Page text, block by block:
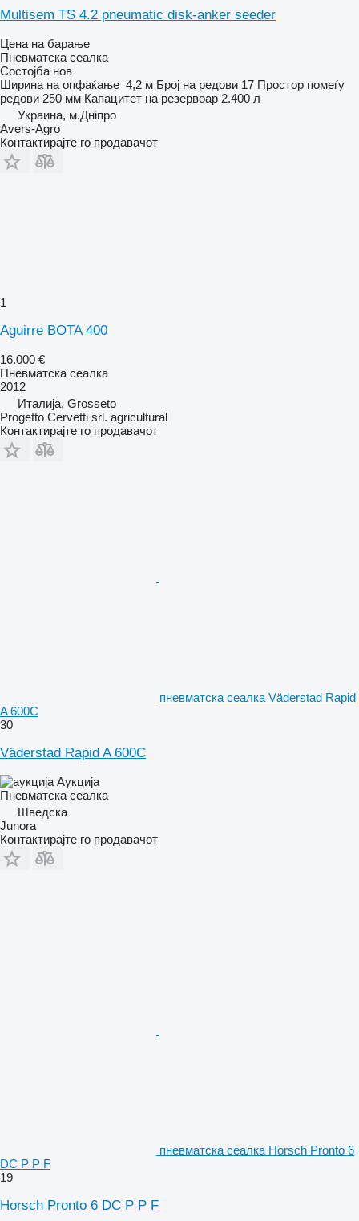
Multisem TS 4.2 pneumatic disk-anker seeder
Цена на барање
Пневматска сеалка
Состојба нов
Ширина на опфаќање 4,2 м Број на редови 17 Простор помеѓу
редови 250 мм Капацитет на резервоар 2.400 л
Украина, м.Дніпро
Avers-Agro
Контактирајте го продавачот
1
Aguirre BOTA 400
16.000 €
Пневматска сеалка
2012
Италија, Grosseto
Progetto Cervetti srl. agricultural
Контактирајте го продавачот
пневматска сеалка Väderstad Rapid
A 600C
30
Väderstad Rapid A 600C
Аукција
Пневматска сеалка
Шведска
Junora
Контактирајте го продавачот
пневматска сеалка Horsch Pronto 6
DC P P F
19
Horsch Pronto 6 DC P P F